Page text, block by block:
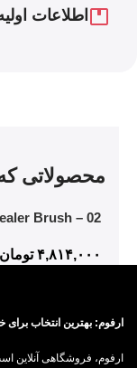
اطلاعات
محصولاتی
Brush –
Half The Time
۴,۸۱۴,۰۰۰ تومان
ارفوم: بهترین انتخاب برای
ارفوم، فروشگاهی آنلاین